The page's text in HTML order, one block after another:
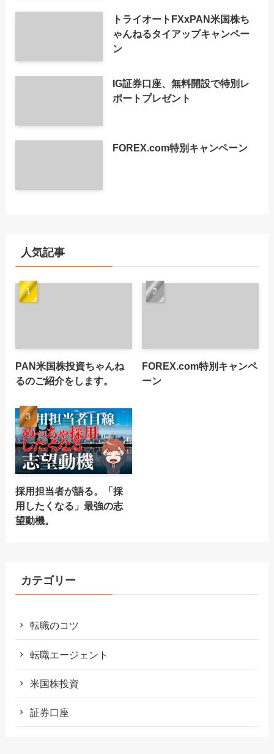
トライオートFXxPAN米国株ち
ゃんねるタイアップキャンペー
ン
IG証券口座、無料開設で特別レ
ポートプレゼント
FOREX.com特別キャンペーン
人気記事
PAN米国株投資ちゃんね
るのご紹介をします。
FOREX.com特別キャンペ
ーン
採用担当者が語る。「採
用したくなる」最強の志
望動機。
カテゴリー
転職のコツ
転職エージェント
米国株投資
証券口座